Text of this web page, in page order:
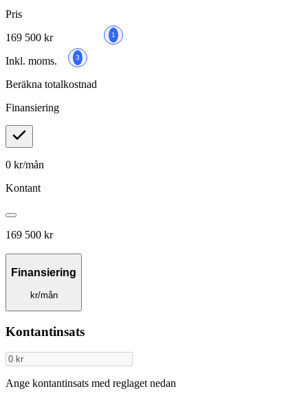
1
3
Pris
169 500 kr
Inkl. moms.
Beräkna totalkostnad
Finansiering
0 kr/mån
Kontant
169 500 kr
Finansiering
kr/mån
Kontantinsats
Ange kontantinsats med reglaget nedan